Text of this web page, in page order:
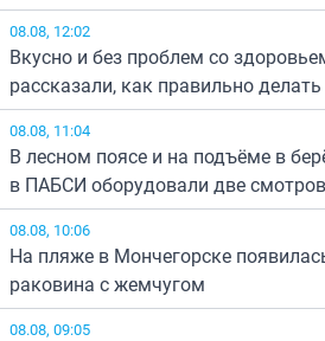
08.08, 12:02
Вкусно и без проблем со
рассказали, как правильно
08.08, 11:04
В лесном поясе и на подъёме в
в ПАБСИ оборудовали две
08.08, 10:06
На пляже в Мончегорске
раковина с жемчугом
08.08, 09:05